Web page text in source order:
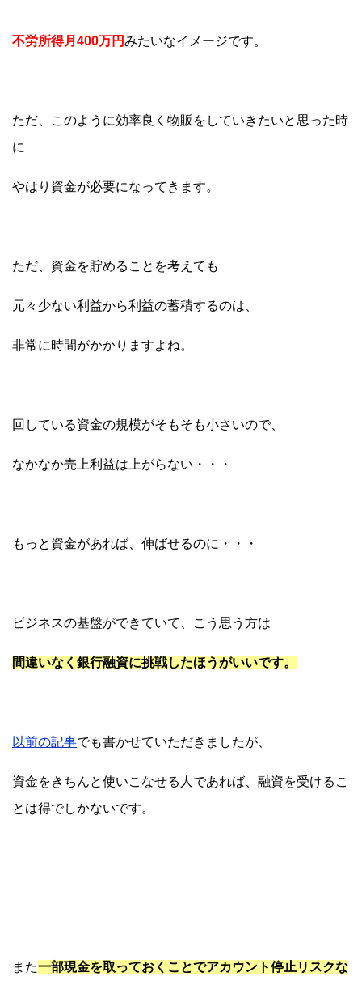
不労所得月400万円みたいなイメージです。
ただ、このように効率良く物販をしていきたいと思った時
に
やはり資金が必要になってきます。
ただ、資金を貯めることを考えても
元々少ない利益から利益の蓄積するのは、
非常に時間がかかりますよね。
回している資金の規模がそもそも小さいので、
なかなか売上利益は上がらない・・・
もっと資金があれば、伸ばせるのに・・・
ビジネスの基盤ができていて、こう思う方は
間違いなく銀行融資に挑戦したほうがいいです。
以前の記事でも書かせていただきましたが、
資金をきちんと使いこなせる人であれば、融資を受けるこ
とは得でしかないです。
また一部現金を取っておくことでアカウント停止リスクな